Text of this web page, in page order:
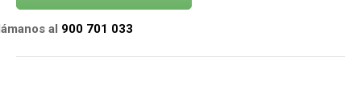
al 900 701 033